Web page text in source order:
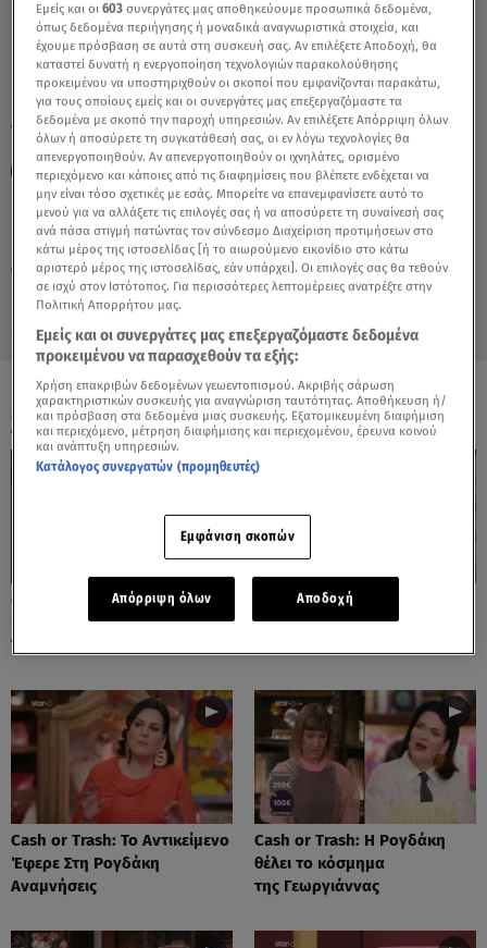
Κυριακή 9 Αυγούστου 2026
29.09.25, 14:58 MEDIA
TAGS: ΓΙΩΡΓΟΣ ΚΡΙΚΟΡΙΑΝ ΘΑΝΑΣΗΣ ΠΑΤΡΑΣ
BREAKFAST@STAR
ΟΛΑ ΤΑ ΒΙΝΤΕΟ
Cash or Trash: Η Μάρω
Κοντού Δημοπράτησε Πίνακά
Της!
Cash or Trash: Το Αντικείμενο
Που Ενθουσίασε Τη Χιωτίνη
Cash or Trash: Το Αντικείμενο
Έφερε Στη Ρογδάκη
Αναμνήσεις
Cash or Trash: Η Ρογδάκη
θέλει το κόσμημα
της Γεωργιάννας
Εμείς και οι603 συνεργάτες μας αποθηκεύουμε προσωπικά δεδομένα,
όπως δεδομένα περιήγησης ή μοναδικά αναγνωριστικά στοιχεία, και
έχουμε πρόσβαση σε αυτά στη συσκευή σας. Αν επιλέξετε Αποδοχή, θα
καταστεί δυνατή η ενεργοποίηση τεχνολογιών παρακολούθησης
προκειμένου να υποστηριχθούν οι σκοποί που εμφανίζονται παρακάτω,
για τους οποίους εμείς και οι συνεργάτες μας επεξεργαζόμαστε τα
δεδομένα με σκοπό την παροχή υπηρεσιών. Αν επιλέξετε Απόρριψη όλων
όλων ή αποσύρετε τη συγκατάθεσή σας, οι εν λόγω τεχνολογίες θα
απενεργοποιηθούν. Αν απενεργοποιηθούν οι ιχνηλάτες, ορισμένο
περιεχόμενο και κάποιες από τις διαφημίσεις που βλέπετε ενδέχεται να
μην είναι τόσο σχετικές με εσάς. Μπορείτε να επανεμφανίσετε αυτό το
μενού για να αλλάξετε τις επιλογές σας ή να αποσύρετε τη συναίνεσή σας
ανά πάσα στιγμή πατώντας τον σύνδεσμο Διαχείριση προτιμήσεων στο
κάτω μέρος της ιστοσελίδας [ή το αιωρούμενο εικονίδιο στο κάτω
αριστερό μέρος της ιστοσελίδας, εάν υπάρχει]. Οι επιλογές σας θα τεθούν
σε ισχύ στον Ιστότοπος. Για περισσότερες λεπτομέρειες ανατρέξτε στην
Πολιτική Απορρήτου μας.
Εμείς και οι συνεργάτες μας επεξεργαζόμαστε δεδομένα
προκειμένου να παρασχεθούν τα εξής:
Χρήση επακριβών δεδομένων γεωεντοπισμού. Ακριβής σάρωση
χαρακτηριστικών συσκευής για αναγνώριση ταυτότητας. Αποθήκευση ή/
και πρόσβαση στα δεδομένα μιας συσκευής. Εξατομικευμένη διαφήμιση
και περιεχόμενο, μέτρηση διαφήμισης και περιεχομένου, έρευνα κοινού
και ανάπτυξη υπηρεσιών.
Κατάλογος συνεργατών (προμηθευτές)
Εμφάνιση σκοπών
Απόρριψη όλων Αποδοχή